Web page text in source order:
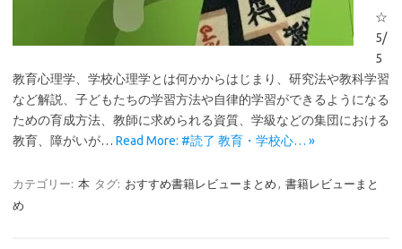
☆
5/
5
教育心理学、学校心理学とは何かからはじまり、研究法や教科学習
など解説、子どもたちの学習方法や自律的学習ができるようになる
ための育成方法、教師に求められる資質、学級などの集団における
教育、障がいが… Read More: #読了 教育・学校心… »
カテゴリー: 本 タグ: おすすめ書籍レビューまとめ , 書籍レビューまと
め